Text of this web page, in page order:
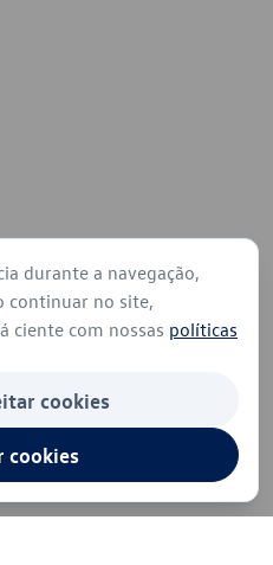
durante a navegação,
continuar no site,
ciente com nossas políticas
cookies
cookies